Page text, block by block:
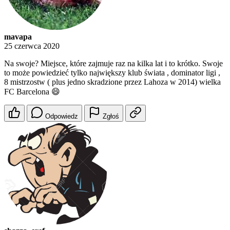
mavapa
25 czerwca 2020
Na swoje? Miejsce, które zajmuje raz na kilka lat i to krótko. Swoje
to może powiedzieć tylko największy klub świata , dominator ligi ,
8 mistrzostw ( plus jedno skradzione przez Lahoza w 2014) wielka
FC Barcelona 😄
Odpowiedz Zgłoś